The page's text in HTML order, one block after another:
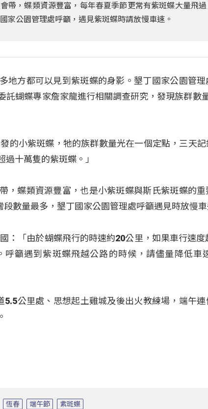
帶，蝶類資源豐富，每年春夏季節更常有紫斑蝶大量飛
家公園管理處呼籲，遇見紫斑蝶時請放慢車速。
地方都可以見到紫斑蝶的身影。墾丁國家公園管
託蝴蝶專家詹家龍進行相關調查研究，發現族群數
的小紫斑蝶，牠的族群數量光在一個定點，三天
十萬隻的紫斑蝶。」
，蝶類資源豐富，也是小紫斑蝶與斯氏紫斑蝶的
數量最多，墾丁國家公園管理處呼籲遇見時放慢車
：「由於蝴蝶飛行的時速約20公里，如果車行速度
籲遇到紫斑蝶飛越公路的時候，請儘量降低車
5.5公里處、思想起土雞城及後出火教練場，端午
恆春 端午節 紫斑蝶